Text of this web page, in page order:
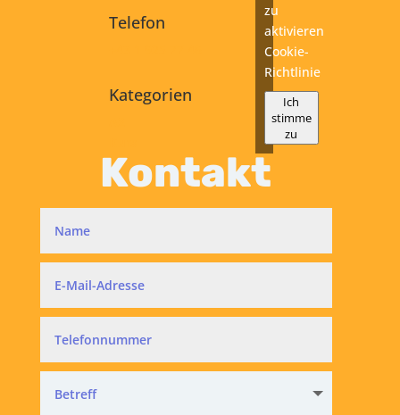
Telefon
Kategorien
zu
aktivieren
Cookie-
Richtlinie
Ich
stimme
zu
Kontakt